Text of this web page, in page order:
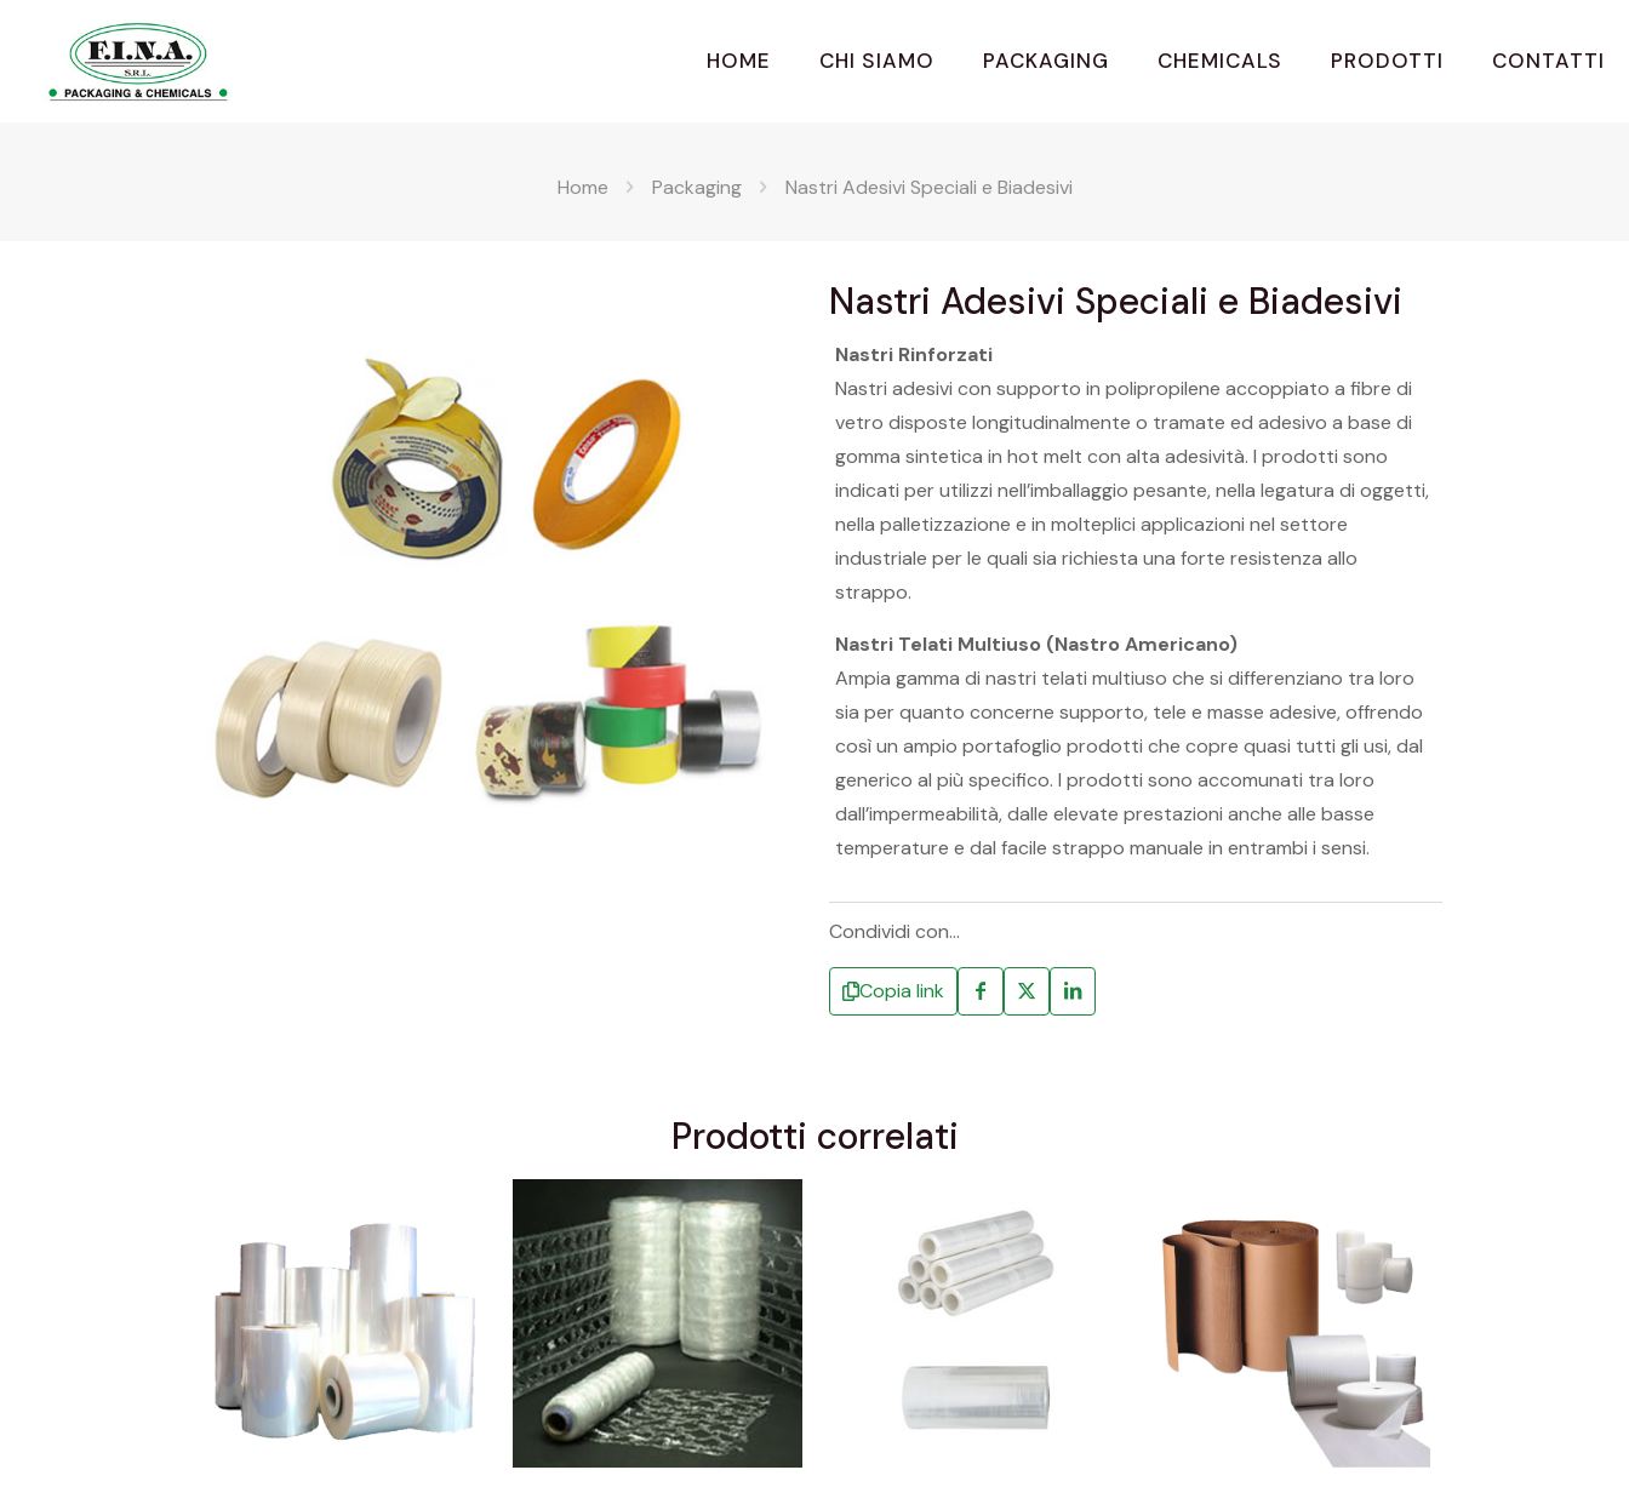
HOME CHI SIAMO PACKAGING CHEMICALS PRODOTTI CONTATTI
Home Packaging Nastri Adesivi Speciali e Biadesivi
Nastri Adesivi Speciali e Biadesivi
Nastri Rinforzati
Nastri adesivi con supporto in polipropilene accoppiato a fibre di
vetro disposte longitudinalmente o tramate ed adesivo a base di
gomma sintetica in hot melt con alta adesività. I prodotti sono
indicati per utilizzi nell’imballaggio pesante, nella legatura di oggetti,
nella palletizzazione e in molteplici applicazioni nel settore
industriale per le quali sia richiesta una forte resistenza allo
strappo.
Nastri Telati Multiuso (Nastro Americano)
Ampia gamma di nastri telati multiuso che si differenziano tra loro
sia per quanto concerne supporto, tele e masse adesive, offrendo
così un ampio portafoglio prodotti che copre quasi tutti gli usi, dal
generico al più specifico. I prodotti sono accomunati tra loro
dall’impermeabilità, dalle elevate prestazioni anche alle basse
temperature e dal facile strappo manuale in entrambi i sensi.
Condividi con...
Copia link
Prodotti correlati